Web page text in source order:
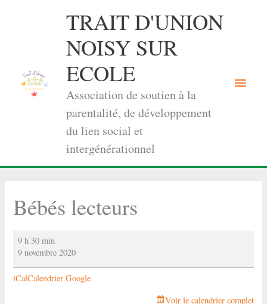
TRAIT D'UNION
NOISY SUR
ECOLE
Association de soutien à la
parentalité, de développement
du lien social et
intergénérationnel
Menu
Bébés lecteurs
Bébés
lecteurs
9 h 30 min
9 novembre 2020
iCalCalendrier Google
Voir le calendrier complet